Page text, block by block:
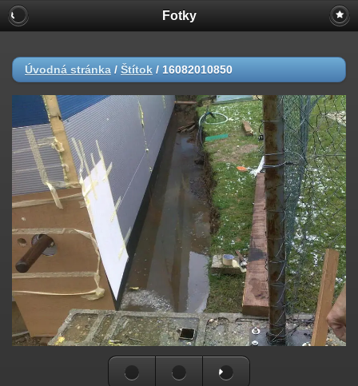
Fotky
Úvodná stránka / Štítok / 16082010850